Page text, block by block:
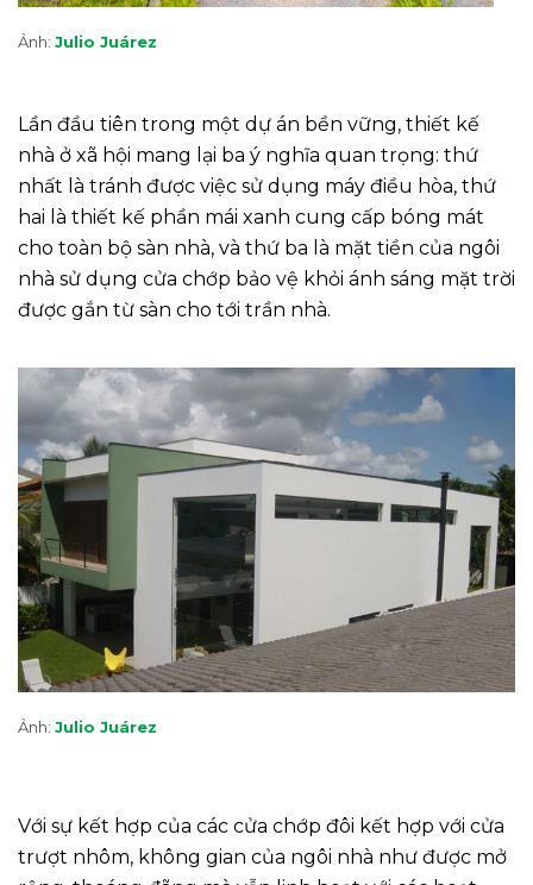
Ảnh: Julio Juárez
Lần đầu tiên trong một dự án bền vững, thiết kế
nhà ở xã hội mang lại ba ý nghĩa quan trọng: thứ
nhất là tránh được việc sử dụng máy điều hòa, thứ
hai là thiết kế phần mái xanh cung cấp bóng mát
cho toàn bộ sàn nhà, và thứ ba là mặt tiền của ngôi
nhà sử dụng cửa chớp bảo vệ khỏi ánh sáng mặt trời
được gắn từ sàn cho tới trần nhà.
Ảnh: Julio Juárez
Với sự kết hợp của các cửa chớp đôi kết hợp với cửa
trượt nhôm, không gian của ngôi nhà như được mở